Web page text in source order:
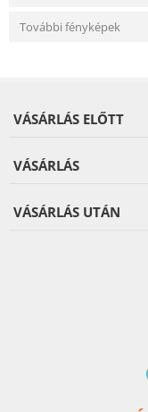
További fényképek
VÁSÁRLÁS ELŐTT
VÁSÁRLÁS
VÁSÁRLÁS UTÁN